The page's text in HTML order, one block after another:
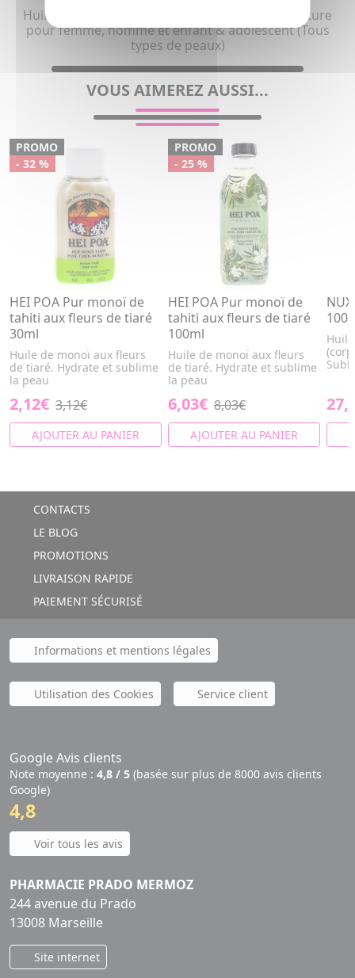
Huile hydratante, Soin réparateur et Soin vergeture
pour femme, homme et enfant & adolescent (Tous
types de peaux)
VOUS AIMEREZ AUSSI...
PROMO
- 32 %
HEI POA Pur monoï de
tahiti aux fleurs de tiaré
30ml
Huile de monoï aux fleurs
de tiaré. Hydrate et sublime
la peau
2,12€ 3,12€
AJOUTER AU PANIER
PROMO
- 25 %
HEI POA Pur monoï de
tahiti aux fleurs de tiaré
100ml
Huile de monoï aux fleurs
de tiaré. Hydrate et sublime
la peau
6,03€ 8,03€
AJOUTER AU PANIER
CONTACTS
LE BLOG
PROMOTIONS
LIVRAISON RAPIDE
PAIEMENT SÉCURISÉ
Informations et mentions légales
Utilisation des Cookies Service client
Google Avis clients
Note moyenne : 4,8 / 5 (basée sur plus de 8000 avis clients
Google)
4,8
Voir tous les avis
PHARMACIE PRADO MERMOZ
244 avenue du Prado
13008 Marseille
Site internet